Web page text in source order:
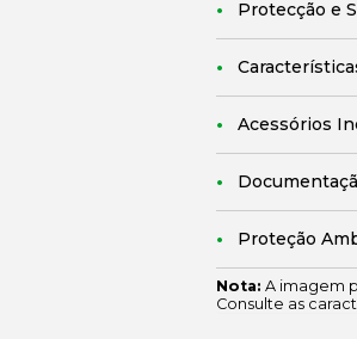
Protecção e
Acessórios
Proteção
Nota: A imagem
Consulte as